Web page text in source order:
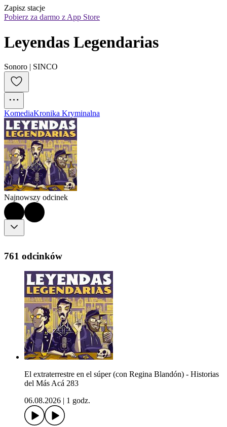
Zapisz stacje
Pobierz za darmo z App Store
Leyendas Legendarias
Sonoro | SINCO
KomediaKronika Kryminalna
Najnowszy odcinek
761 odcinków
El extraterrestre en el súper (con Regina Blandón) - Historias
del Más Acá 283
06.08.2026
1 godz.